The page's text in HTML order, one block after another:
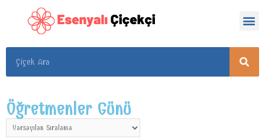
Öğretmenler Günü